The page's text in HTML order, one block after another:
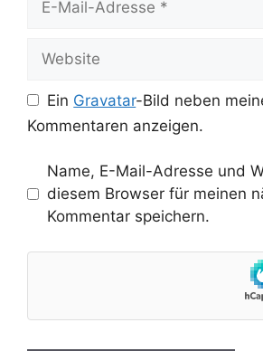
Mail-
Ein Gravatar-Bild neben
Kommentaren anzeigen.
Name, E-Mail-Adresse und
diesem Browser für meinen
Kommentar speichern.